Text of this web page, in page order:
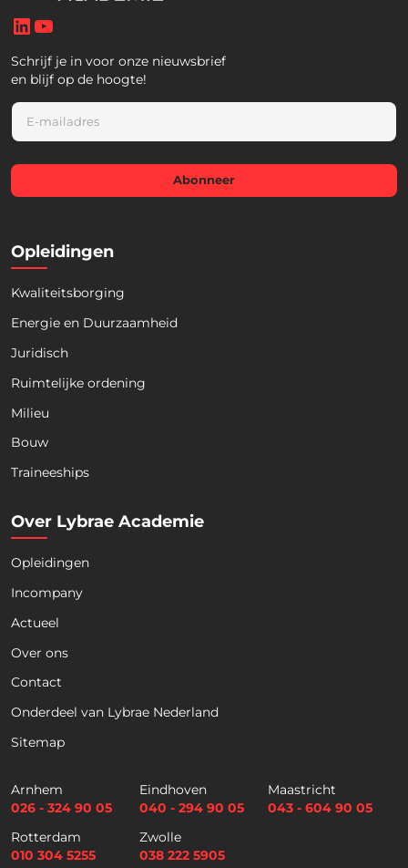
LinkedIn
Schrijf je in voor onze nieuwsbrief
en blijf op de hoogte!
E
a
i
*
Abonneer
Opleidingen
Kwaliteitsborging
Energie en Duurzaamheid
Juridisch
Ruimtelijke ordening
Milieu
Bouw
Traineeships
Over Lybrae Academie
Opleidingen
Incompany
Actueel
Over ons
Contact
Onderdeel van Lybrae Nederland
Sitemap
Arnhem
026 - 324 90 05
Eindhoven
040 - 294 90 05
Maastricht
043 - 604 90 05
Rotterdam
010 304 5255
Zwolle
038 222 5905
Telefoon
m
a
l
*
Selectievakjes *
Hierbij accepteer ik dat ik via dit e-